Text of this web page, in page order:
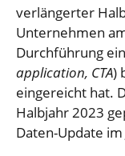
verlängerter
Unternehmen
Durchführung
application, CTA)
eingereicht hat.
Halbjahr 2023
Daten-Update